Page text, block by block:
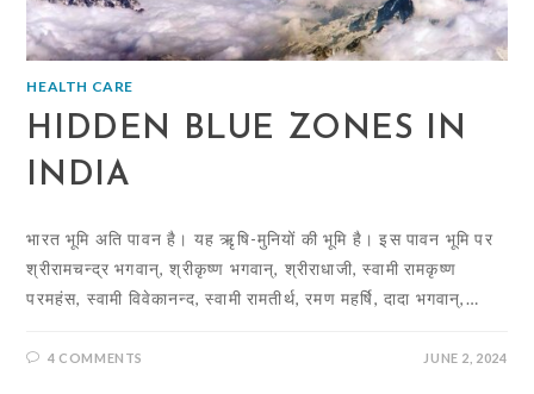
HEALTH CARE
HIDDEN BLUE ZONES IN
INDIA
भारत भूमि अति पावन है। यह ऋृषि-मुनियों की भूमि है। इस पावन भूमि पर
श्रीरामचन्द्र भगवान्, श्रीकृष्ण भगवान्, श्रीराधाजी, स्वामी रामकृष्ण
परमहंस, स्वामी विवेकानन्द, स्वामी रामतीर्थ, रमण महर्षि, दादा भगवान्,…
4 COMMENTS JUNE 2, 2024